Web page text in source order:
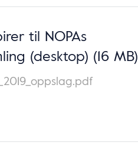
til NOPAs
(desktop) (16 MB)